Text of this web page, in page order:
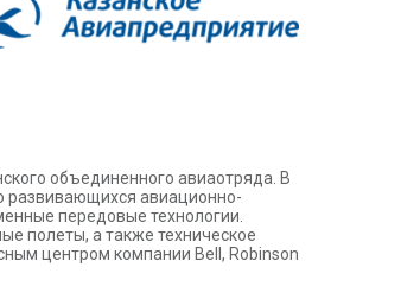
объединенного авиаотряда. В
развивающихся авиационно-
передовые технологии.
полеты, а также техническое
центром компании Bеll, Robinson